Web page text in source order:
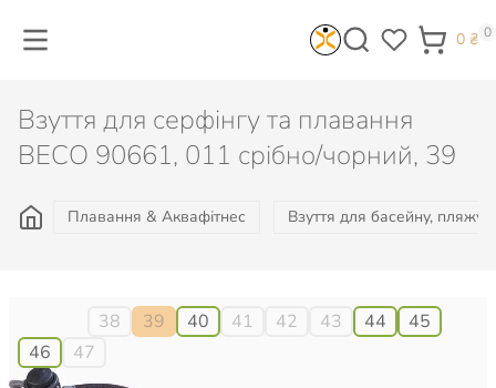
0 ₴ 0
Взуття для серфінгу та плавання
BECO 90661, 011 срібно/чорний, 39
Плавання & Аквафітнес Взуття для басейну, пляжу,
38 39 40 41 42 43 44
45
46
47